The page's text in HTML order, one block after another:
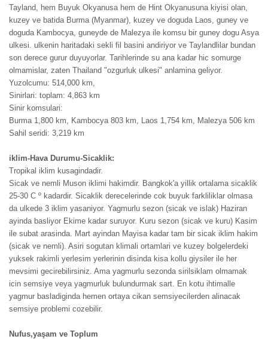
Tayland, hem Buyuk Okyanusa hem de Hint Okyanusuna kiyisi olan,
kuzey ve batida Burma (Myanmar), kuzey ve doguda Laos, guney ve
doguda Kambocya, guneyde de Malezya ile komsu bir guney dogu Asya
ulkesi. ulkenin haritadaki sekli fil basini andiriyor ve Taylandlilar bundan
son derece gurur duyuyorlar. Tarihlerinde su ana kadar hic somurge
olmamislar, zaten Thailand "ozgurluk ulkesi" anlamina geliyor.
Yuzolcumu: 514,000 km,
Sinirlari: toplam: 4,863 km
Sinir komsulari:
Burma 1,800 km, Kambocya 803 km, Laos 1,754 km, Malezya 506 km
Sahil seridi: 3,219 km
iklim-Hava Durumu-Sicaklik:
Tropikal iklim kusagindadir.
Sicak ve nemli Muson iklimi hakimdir. Bangkok'a yillik ortalama sicaklik
25-30 C º kadardir. Sicaklik derecelerinde cok buyuk farkliliklar olmasa
da ulkede 3 iklim yasaniyor. Yagmurlu sezon (sicak ve islak) Haziran
ayinda basliyor Ekime kadar suruyor. Kuru sezon (sicak ve kuru) Kasim
ile subat arasinda. Mart ayindan Mayisa kadar tam bir sicak iklim hakim
(sicak ve nemli). Asiri sogutan klimali ortamlari ve kuzey bolgelerdeki
yuksek rakimli yerlesim yerlerinin disinda kisa kollu giysiler ile her
mevsimi gecirebilirsiniz. Ama yagmurlu sezonda sirilsiklam olmamak
icin semsiye veya yagmurluk bulundurmak sart. En kotu ihtimalle
yagmur basladiginda hemen ortaya cikan semsiyecilerden alinacak
semsiye problemi cozebilir.
Nufus,yaşam ve Toplum